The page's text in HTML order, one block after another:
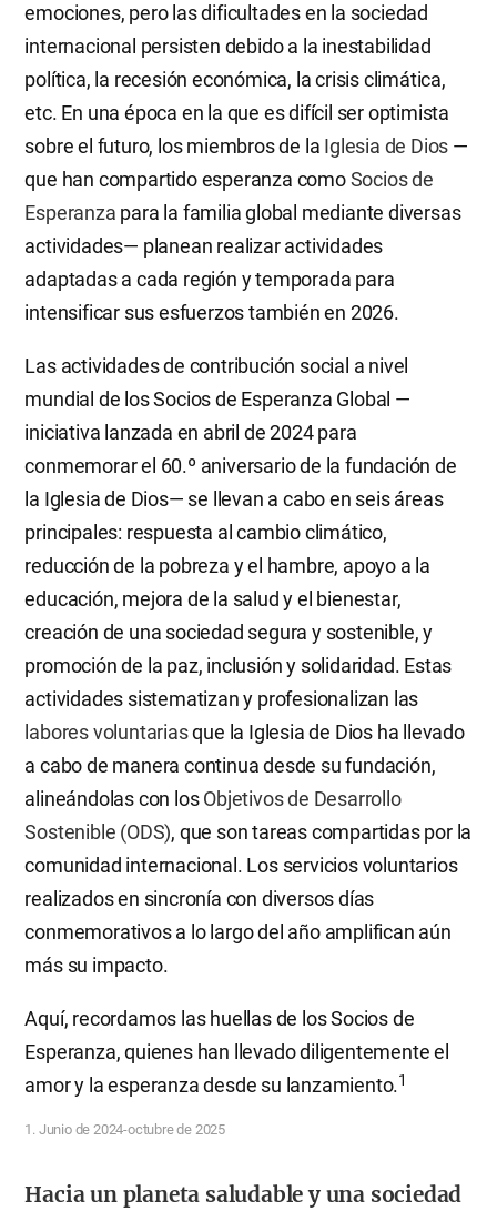
emociones, pero las dificultades en la sociedad
internacional persisten debido a la inestabilidad
política, la recesión económica, la crisis climática,
etc. En una época en la que es difícil ser optimista
sobre el futuro, los miembros de la Iglesia de Dios —
que han compartido esperanza comoSocios de
Esperanza para la familia global mediante diversas
actividades— planean realizar actividades
adaptadas a cada región y temporada para
intensificar sus esfuerzos también en 2026.
Las actividades de contribución social a nivel
mundial de los Socios de Esperanza Global —
iniciativa lanzada en abril de 2024 para
conmemorar el 60.º aniversario de la fundación de
la Iglesia de Dios— se llevan a cabo en seis áreas
principales: respuesta al cambio climático,
reducción de la pobreza y el hambre, apoyo a la
educación, mejora de la salud y el bienestar,
creación de una sociedad segura y sostenible, y
promoción de la paz, inclusión y solidaridad. Estas
actividades sistematizan y profesionalizan las
labores voluntariasque la Iglesia de Dios ha llevado
a cabo de manera continua desde su fundación,
alineándolas con losObjetivos de Desarrollo
Sostenible (ODS), que son tareas compartidas por la
comunidad internacional. Los servicios voluntarios
realizados en sincronía con diversos días
conmemorativos a lo largo del año amplifican aún
más su impacto.
Aquí, recordamos las huellas de los Socios de
Esperanza, quienes han llevado diligentemente el
amor y la esperanza desde su lanzamiento.1
1. Junio de 2024-octubre de 2025
Hacia un planeta saludable y una sociedad